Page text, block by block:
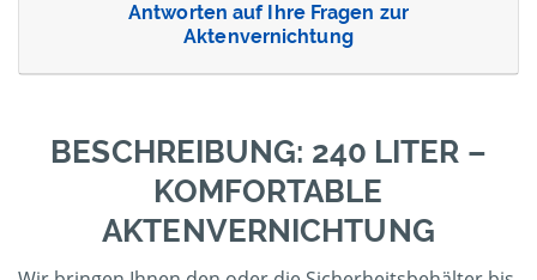
Antworten auf Ihre Fragen zur
Aktenvernichtung
BESCHREIBUNG: 240 LITER –
KOMFORTABLE
AKTENVERNICHTUNG